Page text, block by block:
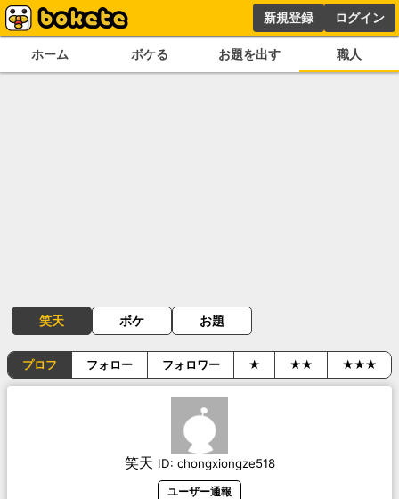
新規登録 ログイン
ホーム ボケる お題を出す 職人
笑天 ボケ お題
プロフ フォロー フォロワー ★ ★★ ★★★
笑天 ID: chongxiongze518
ユーザー通報